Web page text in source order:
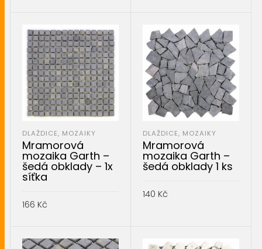
DLAŽDICE, MOZAIKY
Mramorová
mozaika Garth –
šedá obklady – 1x
síťka
166 Kč
DLAŽDICE, MOZAIKY
Mramorová
mozaika Garth –
šedá obklady 1 ks
140 Kč